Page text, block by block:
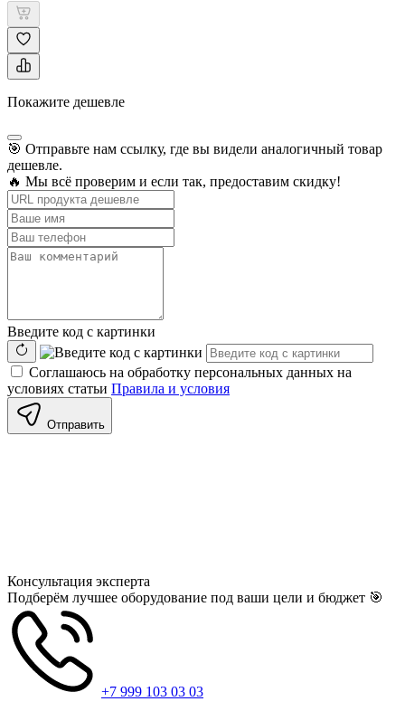
Покажите дешевле
🎯 Отправьте нам ссылку, где вы видели аналогичный товар
дешевле.
🔥 Мы всё проверим и если так, предоставим скидку!
Введите код с картинки
Соглашаюсь на обработку персональных данных на
условиях статьи Правила и условия
Отправить
Консультация эксперта
Подберём лучшее оборудование под ваши цели и бюджет 🎯
+7 999 103 03 03